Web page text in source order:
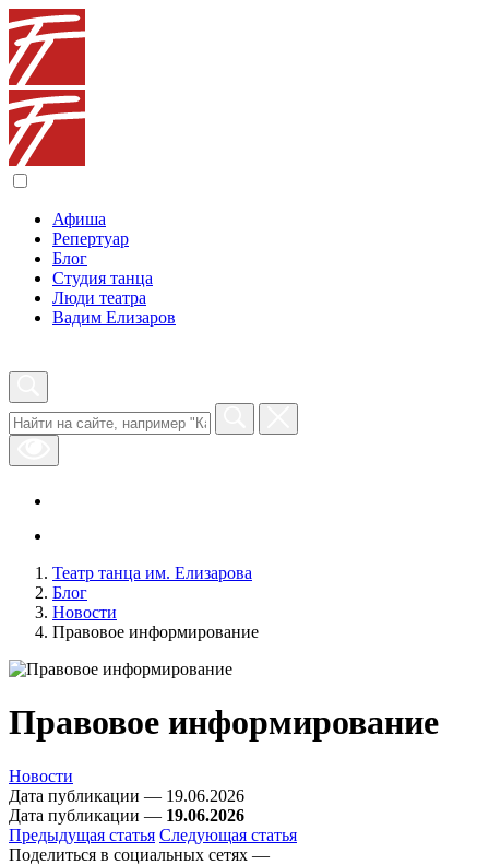
Афиша
Репертуар
Блог
Студия танца
Люди театра
Вадим Елизаров
Театр танца им. Елизарова
Блог
Новости
Правовое информирование
Правовое информирование
Новости
Дата публикации — 19.06.2026
Дата публикации — 19.06.2026
Предыдущая статья Следующая статья
Поделиться в социальных сетях —